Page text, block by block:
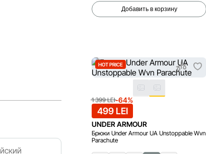
Добавить в корзину
HOT PRICE
1 399 LEI-64%
499 LEI
UNDER ARMOUR
Брюки Under Armour UA Unstoppable Wvn
Parachute